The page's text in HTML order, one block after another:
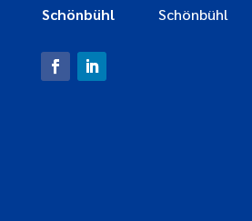
Schönbühl
Schönbühl